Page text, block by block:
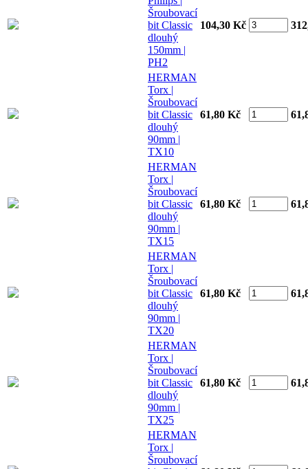
Šroubovací
bit Classic
dlouhý
150mm |
PH2
104,30 Kč
HERMAN
Torx |
Šroubovací
bit Classic
dlouhý
90mm |
TX10
61,80 Kč
HERMAN
Torx |
Šroubovací
bit Classic
dlouhý
90mm |
TX15
61,80 Kč
HERMAN
Torx |
Šroubovací
bit Classic
dlouhý
90mm |
TX20
61,80 Kč
HERMAN
Torx |
Šroubovací
bit Classic
dlouhý
90mm |
TX25
61,80 Kč
HERMAN
Torx |
Šroubovací